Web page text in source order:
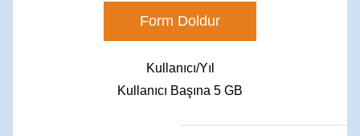
Form Doldur
Kullanıcı/Yıl
​Kullanıcı Başına 5 GB